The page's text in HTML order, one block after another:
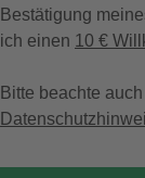
Bestätigung
ich einen 10 €
Bitte beachte